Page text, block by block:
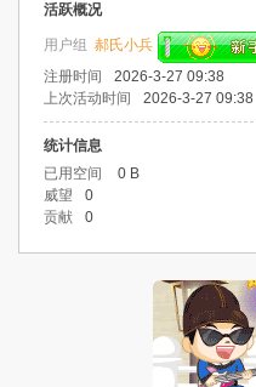
活跃概况
用户组 郝氏小兵
注册时间
2026-3-27 09:38
上次活动时间
2026-3-27 09:38
统计信息
已用空间
0 B
威望
0
贡献
0